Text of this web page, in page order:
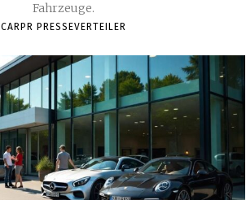
Fahrzeuge.
CARPR PRESSEVERTEILER